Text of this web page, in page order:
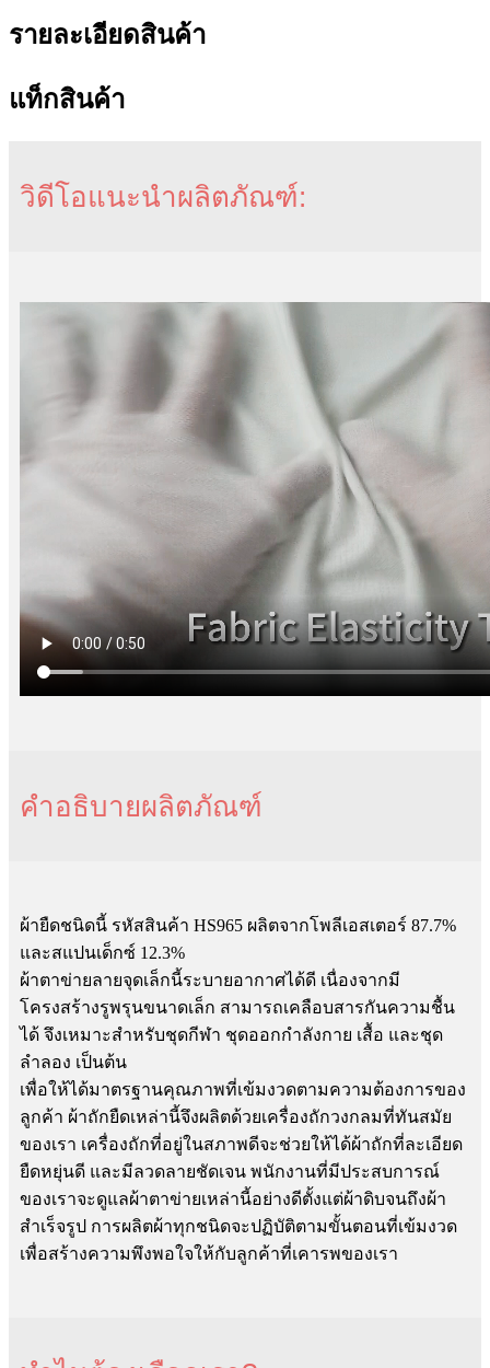
รายละเอียดสินค้า
แท็กสินค้า
วิดีโอแนะนำผลิตภัณฑ์:
คำอธิบายผลิตภัณฑ์
ผ้ายืดชนิดนี้ รหัสสินค้า HS965 ผลิตจากโพลีเอสเตอร์ 87.7%
และสแปนเด็กซ์ 12.3%
ผ้าตาข่ายลายจุดเล็กนี้ระบายอากาศได้ดี เนื่องจากมี
โครงสร้างรูพรุนขนาดเล็ก สามารถเคลือบสารกันความชื้น
ได้ จึงเหมาะสำหรับชุดกีฬา ชุดออกกำลังกาย เสื้อ และชุด
ลำลอง เป็นต้น
เพื่อให้ได้มาตรฐานคุณภาพที่เข้มงวดตามความต้องการของ
ลูกค้า ผ้าถักยืดเหล่านี้จึงผลิตด้วยเครื่องถักวงกลมที่ทันสมัย
ของเรา เครื่องถักที่อยู่ในสภาพดีจะช่วยให้ได้ผ้าถักที่ละเอียด
ยืดหยุ่นดี และมีลวดลายชัดเจน พนักงานที่มีประสบการณ์
ของเราจะดูแลผ้าตาข่ายเหล่านี้อย่างดีตั้งแต่ผ้าดิบจนถึงผ้า
สำเร็จรูป การผลิตผ้าทุกชนิดจะปฏิบัติตามขั้นตอนที่เข้มงวด
เพื่อสร้างความพึงพอใจให้กับลูกค้าที่เคารพของเรา